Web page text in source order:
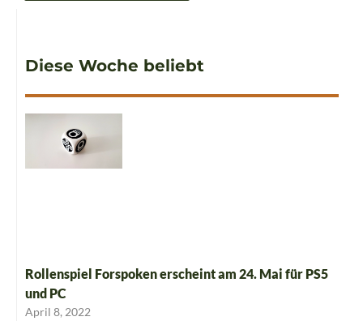
Diese Woche beliebt
Rollenspiel Forspoken erscheint am 24. Mai für PS5
und PC
April 8, 2022